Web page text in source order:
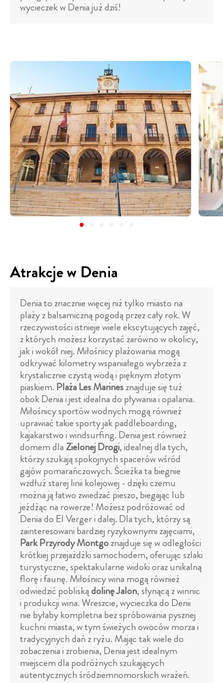
wycieczek w Denia już dziś!
Atrakcje w Denia
Denia to znacznie więcej niż tylko miasto na
plaży z balsamiczną pogodą przez cały rok. W
rzeczywistości istnieje wiele ekscytujących zajęć,
z których możesz korzystać zarówno w okolicy,
jak i wokół niej. Miłośnicy plażowania mogą
odkrywać kilometry wspaniałego wybrzeża z
krystalicznie czystą wodą i pięknym złotym
piaskiem. Plaża Les Marinesznajduje się tuż
obok Denia i jest idealna do pływania i opalania.
Miłośnicy sportów wodnych mogą również
uprawiać takie sporty jak paddleboarding,
kajakarstwo i windsurfing. Denia jest również
domem dla Zielonej Drogi, idealnej dla tych,
którzy szukają spokojnych spacerów wśród
gajów pomarańczowych. Ścieżka ta biegnie
wzdłuż starej linii kolejowej - dzięki czemu
można ją łatwo zwiedzać pieszo, biegając lub
jeżdżąc na rowerze! Możesz podróżować od
Denia do El Verger i dalej. Dla tych, którzy są
zainteresowani bardziej ryzykownymi zajęciami,
Park Przyrody Montgoznajduje się w odległości
krótkiej przejażdżki samochodem, oferując szlaki
turystyczne, spektakularne widoki oraz unikalną
florę i faunę. Miłośnicy wina mogą również
odwiedzić pobliskądolinę Jalon, słynącą z winnic
i produkcji wina. Wreszcie, wycieczka do Denii
nie byłaby kompletna bez spróbowania pysznej
kuchni miasta, w tym świeżych owoców morza i
tradycyjnych dań z ryżu. Mając tak wiele do
zobaczenia i zrobienia, Denia jest idealnym
miejscem dla podróżnych szukających
autentycznych śródziemnomorskich wrażeń.